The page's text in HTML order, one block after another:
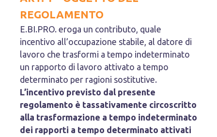
REGOLAMENTO
E.BI.PRO. eroga un contributo, quale
incentivo all’occupazione stabile, al datore di
lavoro che trasformi a tempo indeterminato
un rapporto di lavoro attivato a tempo
determinato per ragioni sostitutive.
L’incentivo previsto dal presente
regolamento è tassativamente circoscritto
alla trasformazione a tempo indeterminato
dei rapporti a tempo determinato attivati